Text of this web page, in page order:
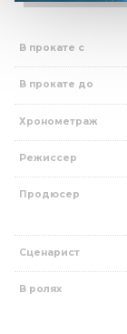
В прокате с
В прокате до
Хронометраж
Режиссер
Продюсер
Сценарист
В ролях